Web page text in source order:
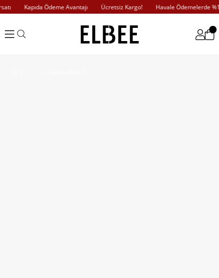
Kapıda Ödeme Avantajı Ücretsiz Kargo! Havale Ödemelerde